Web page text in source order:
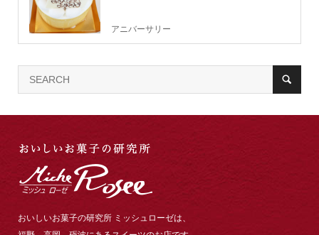
アニバーサリー
おいしいお菓子の研究所 ミッシュローゼは、